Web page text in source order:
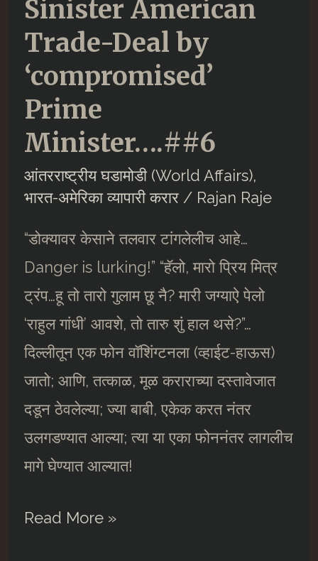
Sinister American
Trade-Deal by
‘compromised’
Prime
Minister….##6
आंतरराष्ट्रीय घडामोडी (World Affairs),
भारत-अमेरिका व्यापारी करार/ Rajan Raje
“डोक्यावर केसाने तलवार टांगलेलीच आहे…
Danger is lurking!” “हॅलो, मारो प्रिय मित्र
ट्रंप…हू तो तारो गुलाम छू नै? मारी जग्याऐ पेलो
‘राहुल गांधी’ आवशे, तो तारु शुं हाल थसे?”…
दिल्लीतून एक फोन वाॅशिंग्टनला (व्हाईट-हाऊस)
जातो; आणि, तत्काळ, मूळ कराराच्या दस्तावेजात
दडून ठेवलेल्या; ज्या बाबी, एकेक करत नंतर
उलगडण्यात आल्या; त्या या एका फोननंतर लागलीच
मागे घेण्यात आल्यात!
Sinister
Read More »